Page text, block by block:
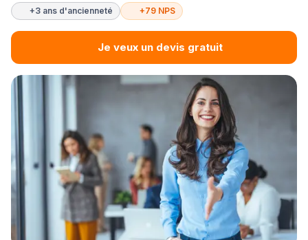
+3 ans d'ancienneté +79 NPS
Je veux un devis gratuit